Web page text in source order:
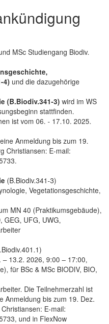
MSc Studiengang Biodiv.
4) und die dazugehörige
(B.Biodiv.341-3) wird im WS
stattfinden.
ist vom 06. - 17.10. 2025.
Anmeldung bis zum 19.
Christiansen: E-mail:
(B.Biodiv.341-3)
Vegetationsgeschichte,
MN 40 (Praktikumsgebäude),
GEG, UFG, UWG,
– 13.2. 2026, 9:00 – 17:00,
für BSc & MSc BIODIV, BIO,
Die Teilnehmerzahl ist
Anmeldung bis zum 19. Dez.
E-mail:
und in FlexNow